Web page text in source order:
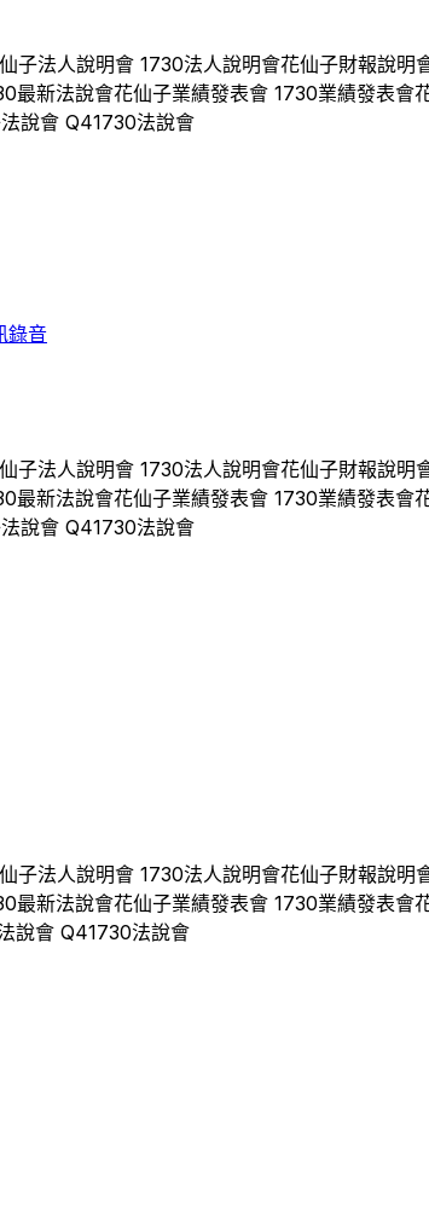
子法人說明會 1730法人說明會花仙子財報說明
最新法說會花仙子業績發表會 1730業績發表會
法說會 Q41730法說會
錄音
子法人說明會 1730法人說明會花仙子財報說明
最新法說會花仙子業績發表會 1730業績發表會
法說會 Q41730法說會
子法人說明會 1730法人說明會花仙子財報說明
最新法說會花仙子業績發表會 1730業績發表會
說會 Q41730法說會